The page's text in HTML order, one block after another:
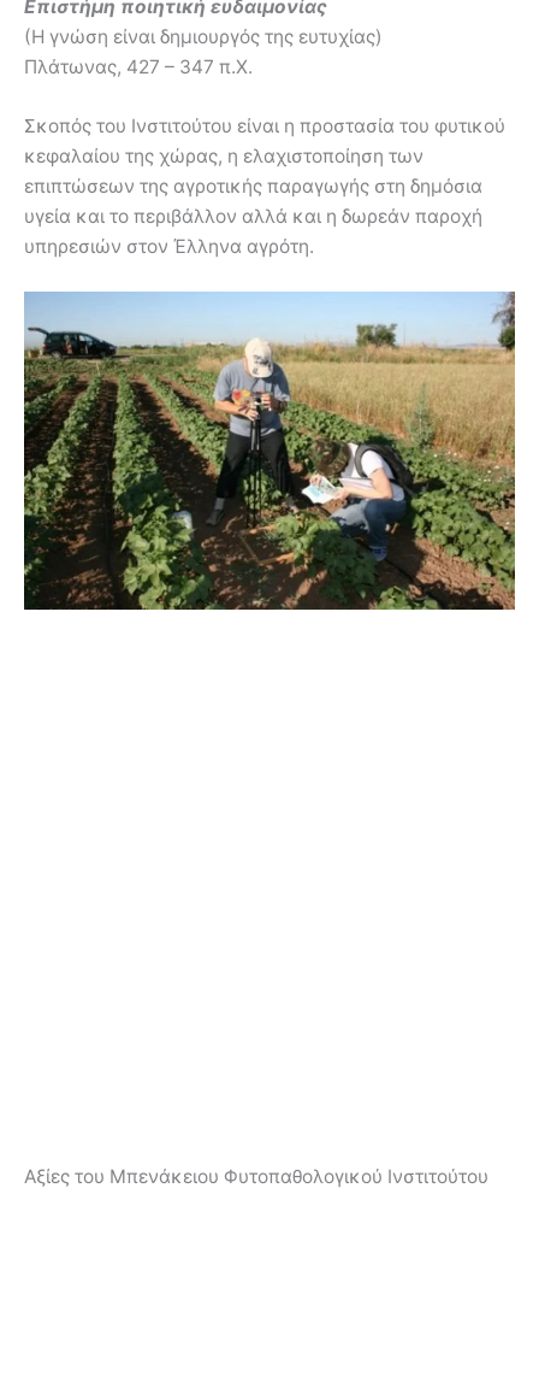
Επιστήμη ποιητική ευδαιμονίας
(Η γνώση είναι δημιουργός της ευτυχίας)
Πλάτωνας, 427 – 347 π.Χ.
Σκοπός του Ινστιτούτου είναι η προστασία του φυτικού
κεφαλαίου της χώρας, η ελαχιστοποίηση των
επιπτώσεων της αγροτικής παραγωγής στη δημόσια
υγεία και το περιβάλλον αλλά και η δωρεάν παροχή
υπηρεσιών στον Έλληνα αγρότη.
Αξίες του Μπενάκειου Φυτοπαθολογικού Ινστιτούτου